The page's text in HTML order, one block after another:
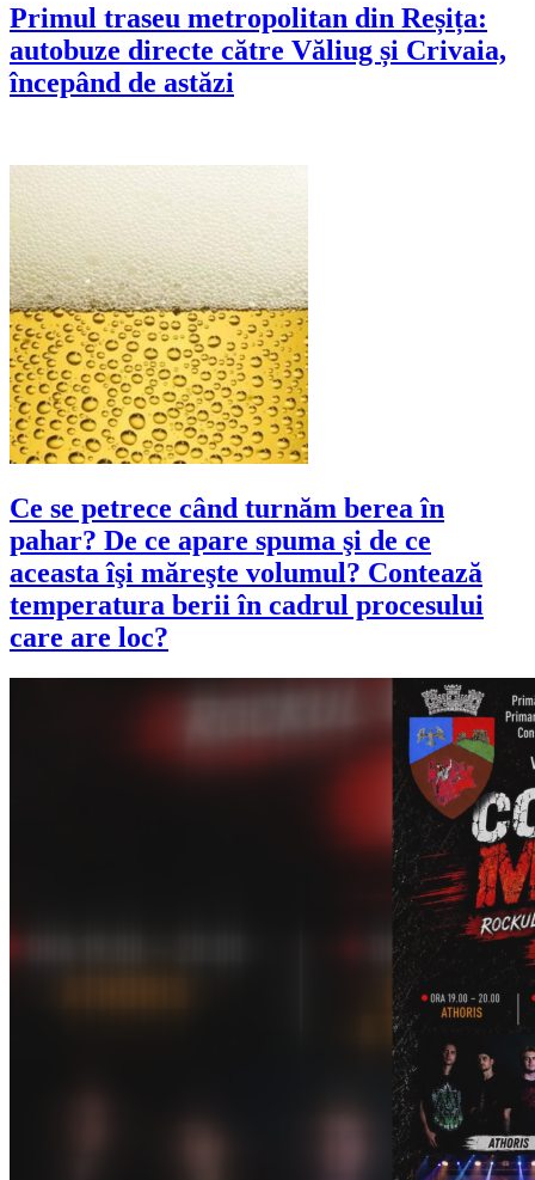
Primul traseu metropolitan din Reșița:
autobuze directe către Văliug și Crivaia,
începând de astăzi
Ce se petrece când turnăm berea în
pahar? De ce apare spuma şi de ce
aceasta îşi măreşte volumul? Contează
temperatura berii în cadrul procesului
care are loc?